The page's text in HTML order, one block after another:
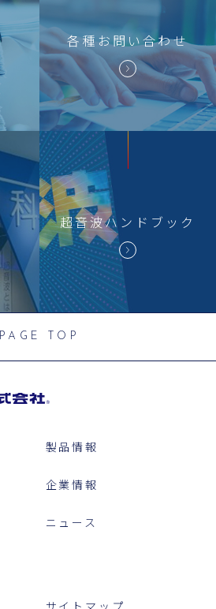
各種お問い合わせ
超音波ハンドブック
PAGE TOP
製品情報
企業情報
ニュース
サイトマップ